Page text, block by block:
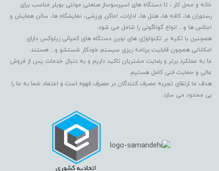
خانه و محل کار ، تا دستگاه های اسپرسوساز صنعتی مولتی بویلر مناسب برای
رستوران ها، کافه ها، هتل ها، ادارات، اماکن ورزشی، نمایشگاه ها، سالن همایش و
اجلاس ها و... انواع گوناگونی را شامل می شود.
همچنین با تکیه بر تکنولوژی های نوین دستگاه های کمپانی زیلوکس دارای
امکاناتی همچون قابلیت برنامه ریزی سیستم خودکار شستشو و... هستند.
ما به عملکرد برتر و رضایت مشتریان تاکید داریم و به دنبال خدمات پس از فروش
عالی و حمایت فنی کامل هستیم.
هدف ما ارتقای تجربه مصرف کنندگان در مصرف قهوه است و اعتماد شما به ما را
بی محدود می سازد.